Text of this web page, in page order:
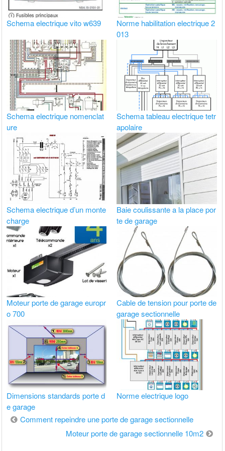
Schema electrique vito w639
Norme habilitation electrique 2
013
Schema electrique nomenclat
ure
Schema tableau electrique tetr
apolaire
Schema electrique d’un monte
charge
Baie coulissante a la place por
te de garage
Moteur porte de garage europr
o 700
Cable de tension pour porte de
garage sectionnelle
Dimensions standards porte d
e garage
Norme electrique logo
Navigation
Comment repeindre une porte de garage sectionnelle
Moteur porte de garage sectionnelle 10m2